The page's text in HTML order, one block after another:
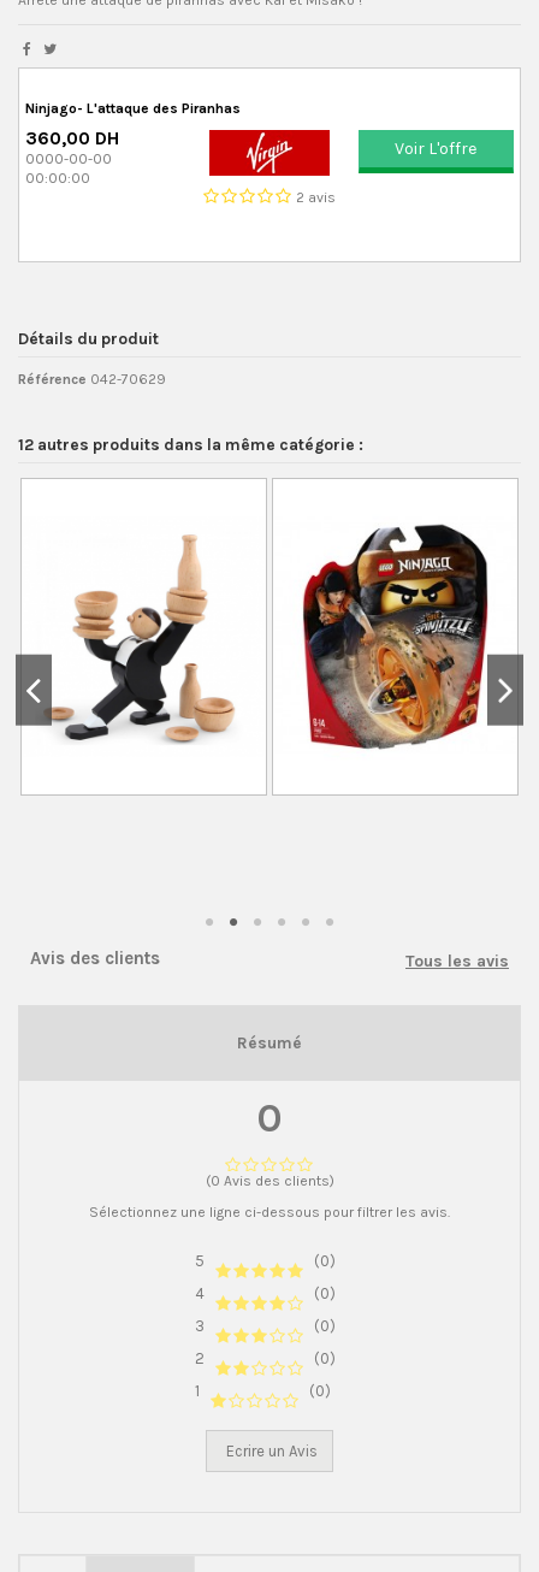
Ninjago- L'attaque des Piranhas
360,00 DH
0000-00-00
00:00:00
2 avis
Voir L'offre
Détails du produit
Référence 042-70629
12 autres produits dans la même catégorie :
Avis des clients Tous les avis
Résumé
0
(0 Avis des clients)
Sélectionnez une ligne ci-dessous pour filtrer les avis.
5
(0)
4
(0)
3
(0)
2
(0)
1
(0)
Ecrire un Avis